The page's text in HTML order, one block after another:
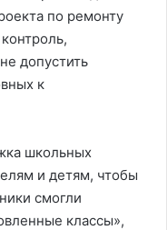
по ремонту
допустить
к
школьных
и детям, чтобы
смогли
классы»,